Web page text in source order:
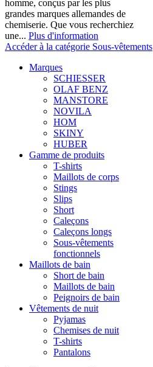
homme, conçus par les plus
grandes marques allemandes de
chemiserie. Que vous recherchiez
une... Plus d'information
Accéder à la catégorie Sous-vêtements
Marques
SCHIESSER
OLAF BENZ
MANSTORE
NOVILA
HOM
SKINY
HUBER
Gamme de produits
T-shirts
Maillots de corps
Stings
Slips
Short
Caleçons
Caleçons longs
Sous-vêtements
fonctionnels
Maillots de bain
Short de bain
Maillots de bain
Peignoirs de bain
Vêtements de nuit
Pyjamas
Chemises de nuit
T-shirts
Pantalons